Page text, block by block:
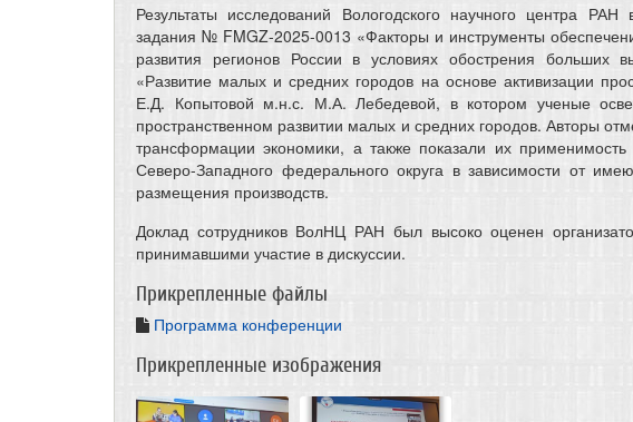
Результаты исследований Вологодского научного центра
задания № FMGZ-2025-0013 «Факторы и инструменты
развития регионов России в условиях обострения больших
«Развитие малых и средних городов на основе активизации
Е.Д. Копытовой м.н.с. М.А. Лебедевой, в котором ученые
пространственном развитии малых и средних городов. Авторы
трансформации экономики, а также показали их
Северо-Западного федерального округа в зависимости от
размещения производств.
Доклад сотрудников ВолНЦ РАН был высоко оценен
принимавшими участие в дискуссии.
Прикрепленные файлы
Программа конференции
Прикрепленные изображения